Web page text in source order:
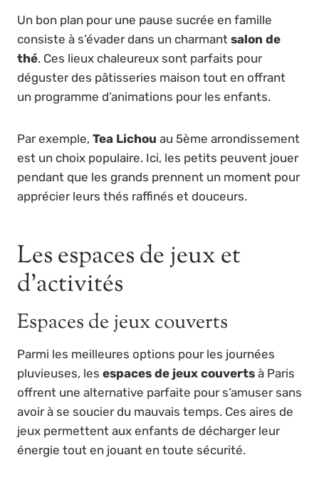
Un bon plan pour une pause sucrée en famille
consiste à s’évader dans un charmant salon de
thé. Ces lieux chaleureux sont parfaits pour
déguster des pâtisseries maison tout en offrant
un programme d’animations pour les enfants.
Par exemple, Tea Lichou au 5ème arrondissement
est un choix populaire. Ici, les petits peuvent jouer
pendant que les grands prennent un moment pour
apprécier leurs thés raffinés et douceurs.
Les espaces de jeux et
d’activités
Espaces de jeux couverts
Parmi les meilleures options pour les journées
pluvieuses, les espaces de jeux couverts à Paris
offrent une alternative parfaite pour s’amuser sans
avoir à se soucier du mauvais temps. Ces aires de
jeux permettent aux enfants de décharger leur
énergie tout en jouant en toute sécurité.